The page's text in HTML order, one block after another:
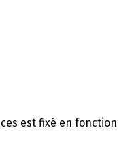
est fixé en fonction